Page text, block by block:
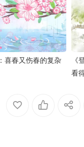
喜春又伤春的复杂
《
看